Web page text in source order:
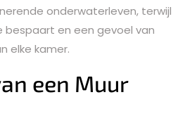
onderwaterleven, terwijl
en een gevoel van
elke kamer.
een Muur